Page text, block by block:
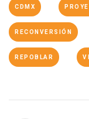
CDMX
RECONVERSIÓN
REPOBLAR